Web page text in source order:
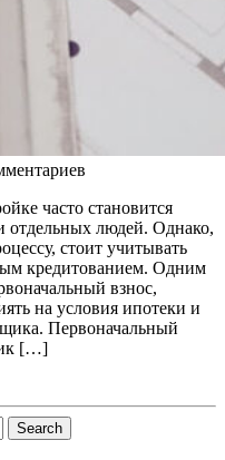
часто становится
людей. Однако,
стоит учитывать
кредитованием. Одним
взнос,
на условия ипотеки и
Первоначальный
[…]
Search